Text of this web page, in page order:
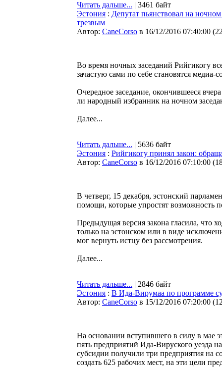
Читать дальше... | 3461 байт
Эстония : Депутат пьянствовал на
трезвым
Автор: CaneCorso в 16/12/2016 07:40:00 (
Во время ночных заседаний Рийгикогу
зачастую сами по себе становятся медиа-
Очередное заседание, окончившееся
ли народный избранник на ночном
Далее...
Читать дальше... | 5636 байт
Эстония : Рийгикогу принял закон:
Автор: CaneCorso в 16/12/2016 07:10:00 (
В четверг, 15 декабря, эстонский
помощи, которые упростят возможность
Предыдущая версия закона гласила, что
только на эстонском или в виде
мог вернуть истцу без рассмотрения.
Далее...
Читать дальше... | 2846 байт
Эстония : В Ида-Вирумаа по программе
Автор: CaneCorso в 15/12/2016 07:20:00 (
На основании вступившего в силу в мае
пять предприятий Ида-Вируского уезда
субсидии получили три предприятия на
создать 625 рабочих мест, на эти цели